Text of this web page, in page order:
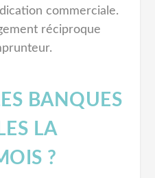
commerciale.
réciproque
BANQUES
LA
?